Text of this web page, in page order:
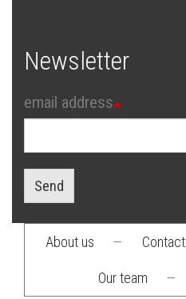
Newsletter
email address
Send
About us — Contact
Our team —